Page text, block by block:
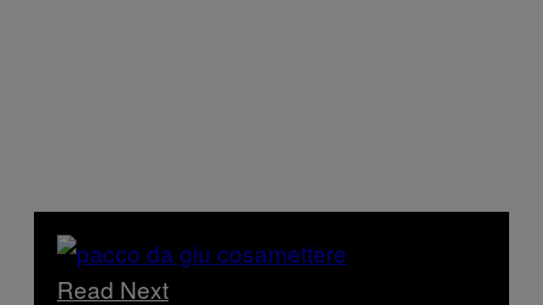
Read Next